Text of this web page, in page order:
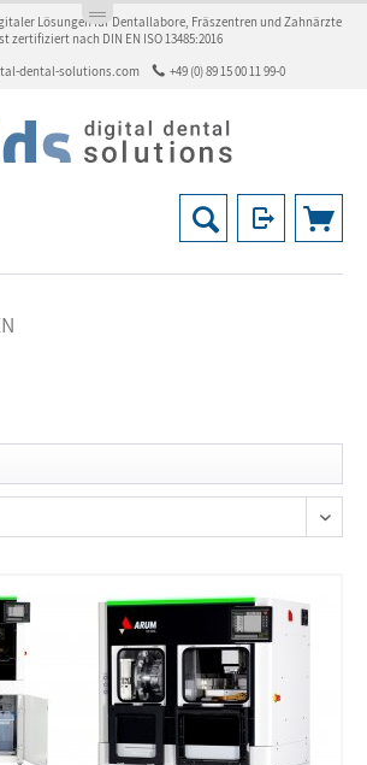
Lösungen für Dentallabore, Fräszentren und Zahnärzte
zertifiziert nach DIN EN ISO 13485:2016
dental-solutions.com
+49 (0) 89 15 00 11 99-0